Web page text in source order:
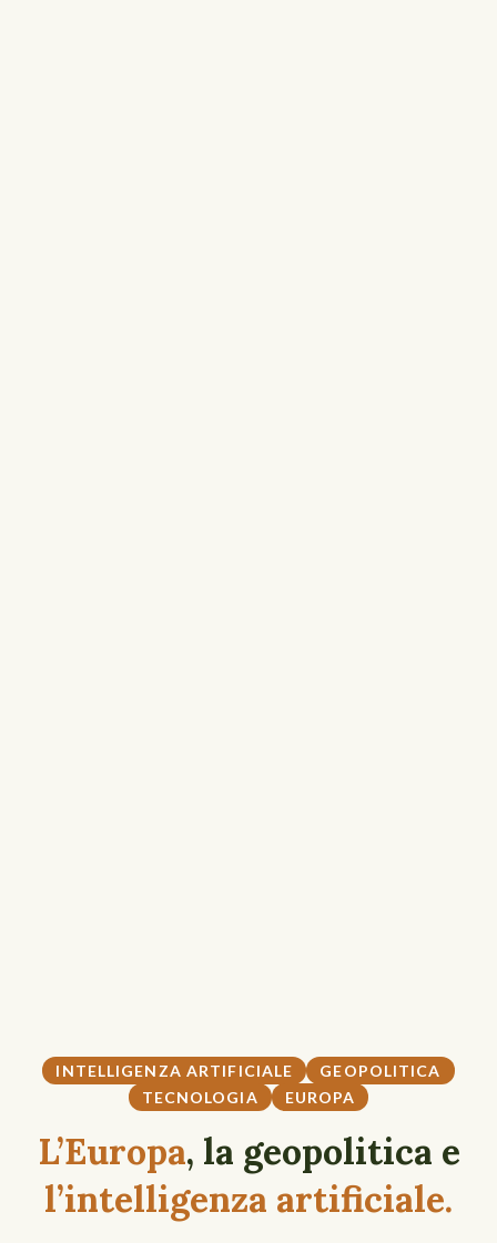
INTELLIGENZA ARTIFICIALE
GEOPOLITICA
TECNOLOGIA
EUROPA
L’Europa, la geopolitica e
l’intelligenza artificiale.